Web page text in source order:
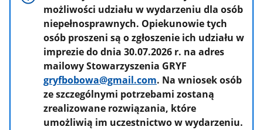
możliwości udziału w wydarzeniu dla osób
niepełnosprawnych. Opiekunowie tych
osób proszeni są o zgłoszenie ich udziału w
imprezie do dnia 30.07.2026 r. na adres
mailowy Stowarzyszenia GRYF
gryfbobowa@gmail.com. Na wniosek osób
ze szczególnymi potrzebami zostaną
zrealizowane rozwiązania, które
umożliwią im uczestnictwo w wydarzeniu.